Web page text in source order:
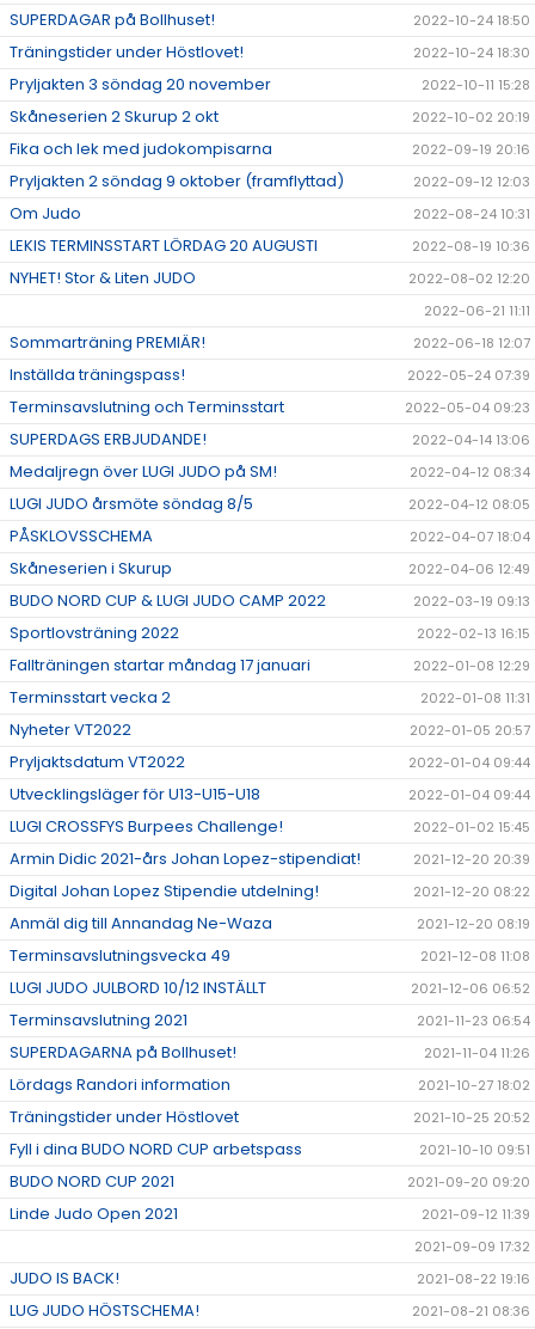
SUPERDAGAR på Bollhuset! 2022-10-24 18:50
Träningstider under Höstlovet! 2022-10-24 18:30
Pryljakten 3 söndag 20 november 2022-10-11 15:28
Skåneserien 2 Skurup 2 okt 2022-10-02 20:19
Fika och lek med judokompisarna 2022-09-19 20:16
Pryljakten 2 söndag 9 oktober (framflyttad) 2022-09-12 12:03
Om Judo 2022-08-24 10:31
LEKIS TERMINSSTART LÖRDAG 20 AUGUSTI 2022-08-19 10:36
NYHET! Stor & Liten JUDO
2022-08-02 12:20
2022-06-21 11:11
Sommarträning PREMIÄR! 2022-06-18 12:07
Inställda träningspass! 2022-05-24 07:39
Terminsavslutning och Terminsstart 2022-05-04 09:23
SUPERDAGS ERBJUDANDE! 2022-04-14 13:06
Medaljregn över LUGI JUDO på SM! 2022-04-12 08:34
LUGI JUDO årsmöte söndag 8/5 2022-04-12 08:05
PÅSKLOVSSCHEMA 2022-04-07 18:04
Skåneserien i Skurup 2022-04-06 12:49
BUDO NORD CUP & LUGI JUDO CAMP 2022 2022-03-19 09:13
Sportlovsträning 2022 2022-02-13 16:15
Fallträningen startar måndag 17 januari 2022-01-08 12:29
Terminsstart vecka 2 2022-01-08 11:31
Nyheter VT2022 2022-01-05 20:57
Pryljaktsdatum VT2022 2022-01-04 09:44
Utvecklingsläger för U13-U15-U18 2022-01-04 09:44
LUGI CROSSFYS Burpees Challenge! 2022-01-02 15:45
Armin Didic 2021-års Johan Lopez-stipendiat! 2021-12-20 20:39
Digital Johan Lopez Stipendie utdelning! 2021-12-20 08:22
Anmäl dig till Annandag Ne-Waza 2021-12-20 08:19
Terminsavslutningsvecka 49 2021-12-08 11:08
LUGI JUDO JULBORD 10/12 INSTÄLLT 2021-12-06 06:52
Terminsavslutning 2021 2021-11-23 06:54
SUPERDAGARNA på Bollhuset! 2021-11-04 11:26
Lördags Randori information 2021-10-27 18:02
Träningstider under Höstlovet 2021-10-25 20:52
Fyll i dina BUDO NORD CUP arbetspass 2021-10-10 09:51
BUDO NORD CUP 2021 2021-09-20 09:20
Linde Judo Open 2021
2021-09-12 11:39
2021-09-09 17:32
JUDO IS BACK! 2021-08-22 19:16
LUG JUDO HÖSTSCHEMA! 2021-08-21 08:36